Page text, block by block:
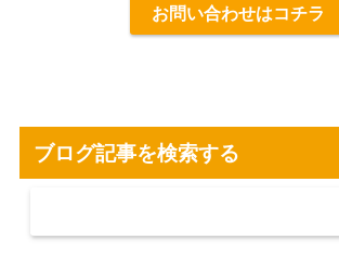
お問い合わせはコチラ
ブログ記事を検索する